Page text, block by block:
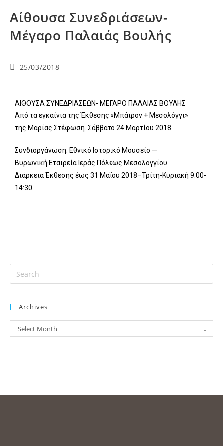
Αίθουσα Συνεδριάσεων-
Μέγαρο Παλαιάς Βουλής
25/03/2018
ΑΙΘΟΥΣΑ ΣΥΝΕΔΡΙΑΣΕΩΝ- ΜΕΓΑΡΟ ΠΑΛΑΙΑΣ ΒΟΥΛΗΣ
Από τα εγκαίνια της Έκθεσης «Μπάιρον + Μεσολόγγι»
της Μαρίας Στέφωση. Σάββατο 24 Μαρτίου 2018
Συνδιοργάνωση: Εθνικό Ιστορικό Μουσείο —
Βυρωνική Εταιρεία Ιεράς Πόλεως Μεσολογγίου.
Διάρκεια Έκθεσης έως 31 Μαΐου 2018–Τρίτη-Κυριακή 9:00-
14:30.
Archives
Select Month